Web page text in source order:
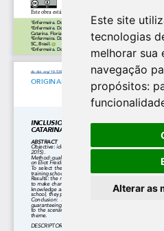
Este site
tecnologias
melhorar sua
navegação
propósitos:
Alterar as